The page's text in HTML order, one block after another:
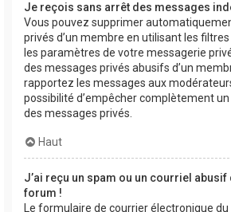
Je reçois sans arrêt des messages
Vous pouvez supprimer
privés d’un membre en utilisant les
les paramètres de votre messagerie
des messages privés abusifs d’un
rapportez les messages aux
possibilité d’empêcher complètement
des messages privés.
Haut
J’ai reçu un spam ou un courriel abusif
forum !
Le formulaire de courrier électronique